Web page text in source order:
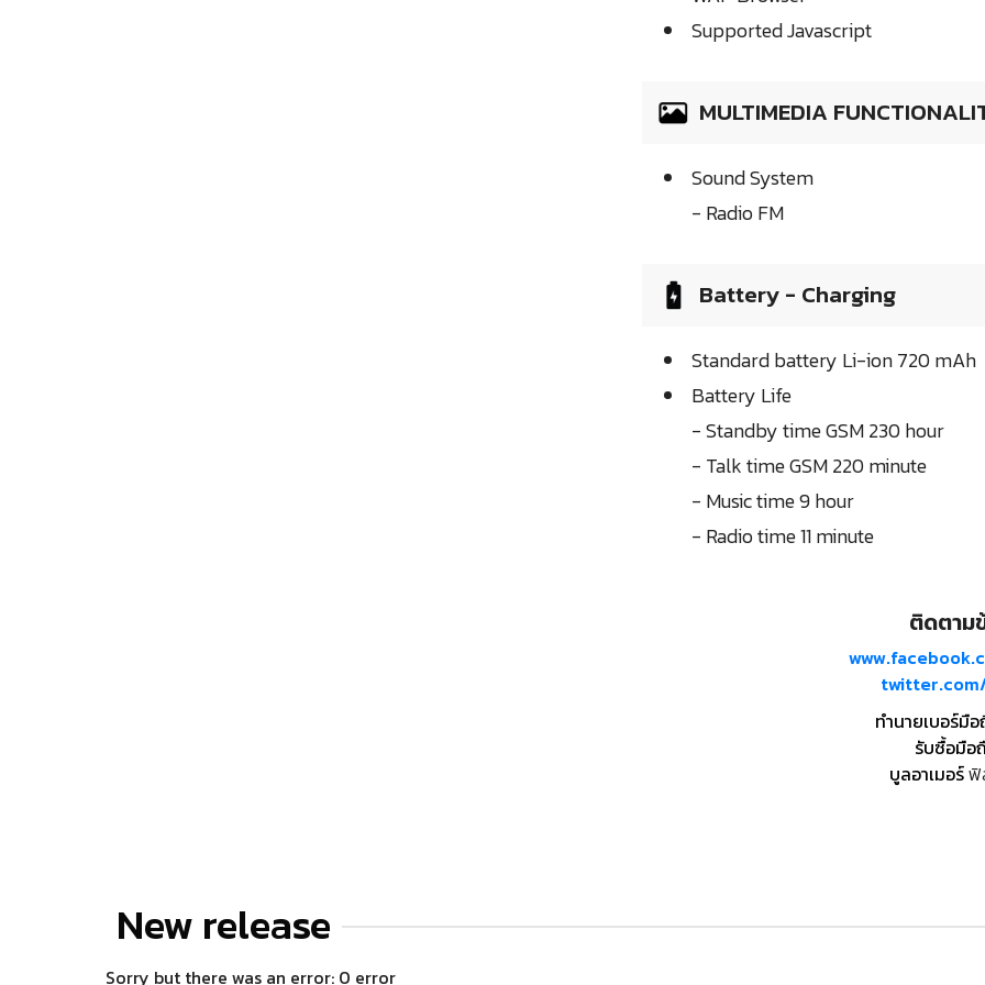
Supported Javascript
MULTIMEDIA
Sound System
- Radio FM
Battery - Charging
Standard battery Li-ion 720 mAh
Battery Life
- Standby time GSM 230 hour
- Talk time GSM 220 minute
- Music time 9 hour
- Radio time 11 minute
ติดตาม
ทำนายเบอร์มื
รับซื้อมือ
บูลอาเมอร์ฟิ
New release
Sorry but there was an error: 0 error